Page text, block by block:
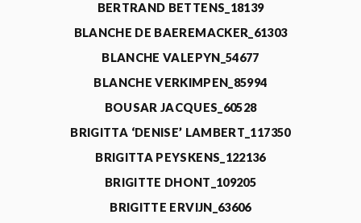
BERTRAND BETTENS_18139
BLANCHE DE BAEREMACKER_61303
BLANCHE VALEPYN_54677
BLANCHE VERKIMPEN_85994
BOUSAR JACQUES_60528
BRIGITTA ‘DENISE’ LAMBERT_117350
BRIGITTA PEYSKENS_122136
BRIGITTE DHONT_109205
BRIGITTE ERVIJN_63606